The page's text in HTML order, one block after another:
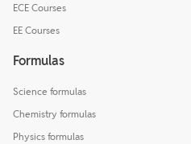
ECE Courses
EE Courses
Formulas
Science formulas
Chemistry formulas
Physics formulas